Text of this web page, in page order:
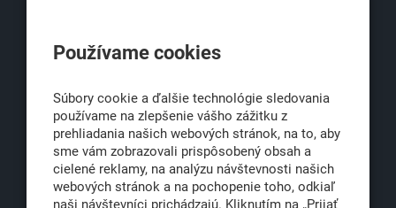
Obchodná 6
office@klub500.sk
+421 2 54 646 464
Používame cookies
Súbory cookie a ďalšie technológie sledovania
používame na zlepšenie vášho zážitku z
prehliadania našich webových stránok, na to, aby
sme vám zobrazovali prispôsobený obsah a
cielené reklamy, na analýzu návštevnosti našich
webových stránok a na pochopenie toho, odkiaľ
naši návštevníci prichádzajú. Kliknutím na „Prijať